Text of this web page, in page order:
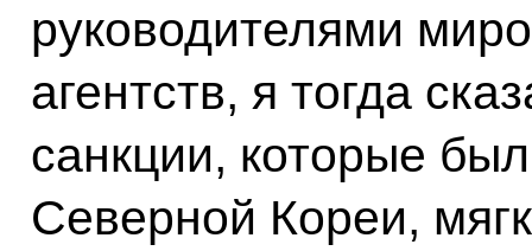
руководителями
агентств, я тогда
санкции, которые
Северной Кореи,